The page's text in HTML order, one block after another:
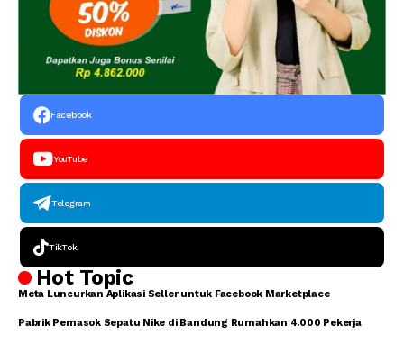
Facebook
YouTube
Telegram
TikTok
Hot Topic
Meta Luncurkan Aplikasi Seller untuk Facebook Marketplace
Pabrik Pemasok Sepatu Nike di Bandung Rumahkan 4.000 Pekerja